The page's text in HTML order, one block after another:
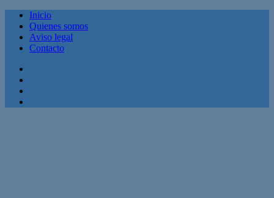
Inicio
Quienes somos
Aviso legal
Contacto